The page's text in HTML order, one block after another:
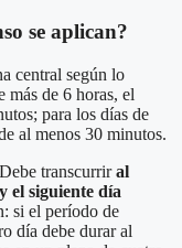
se aplican?
central según lo
más de 6 horas, el
para los días de
al menos 30 minutos.
transcurriral
el siguiente día
si el período de
día debe durar al